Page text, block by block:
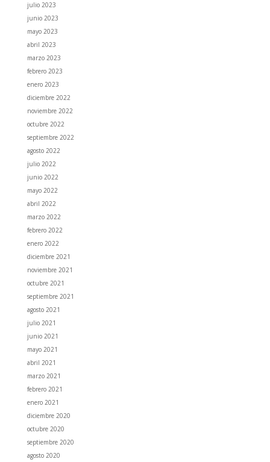
julio 2023
junio 2023
mayo 2023
abril 2023
marzo 2023
febrero 2023
enero 2023
diciembre 2022
noviembre 2022
octubre 2022
septiembre 2022
agosto 2022
julio 2022
junio 2022
mayo 2022
abril 2022
marzo 2022
febrero 2022
enero 2022
diciembre 2021
noviembre 2021
octubre 2021
septiembre 2021
agosto 2021
julio 2021
junio 2021
mayo 2021
abril 2021
marzo 2021
febrero 2021
enero 2021
diciembre 2020
octubre 2020
septiembre 2020
agosto 2020